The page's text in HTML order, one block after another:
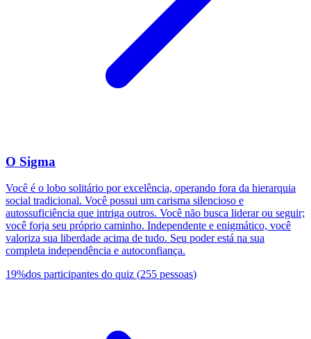
O Sigma
Você é o lobo solitário por excelência, operando fora da hierarquia
social tradicional. Você possui um carisma silencioso e
autossuficiência que intriga outros. Você não busca liderar ou seguir;
você forja seu próprio caminho. Independente e enigmático, você
valoriza sua liberdade acima de tudo. Seu poder está na sua
completa independência e autoconfiança.
19%dos participantes do quiz (255 pessoas)